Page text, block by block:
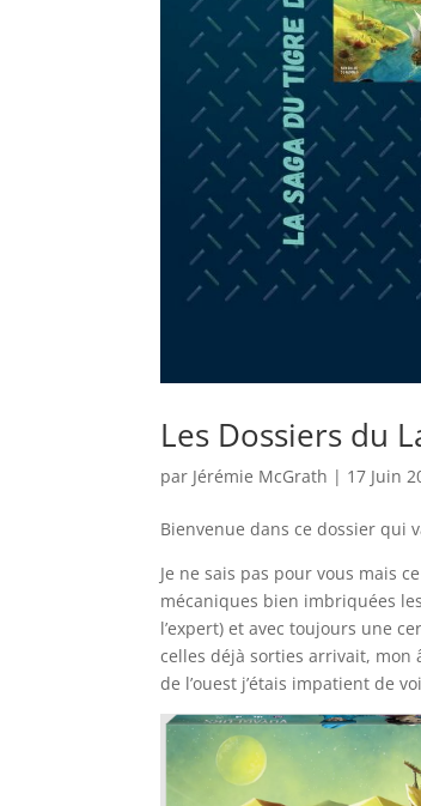
Les Dossiers du
par Jérémie McGrath | 17 Juin
Bienvenue dans ce dossier qui
Je ne sais pas pour vous mais
mécaniques bien imbriquées
l’expert) et avec toujours une
celles déjà sorties arrivait, mon
de l’ouest j’étais impatient de